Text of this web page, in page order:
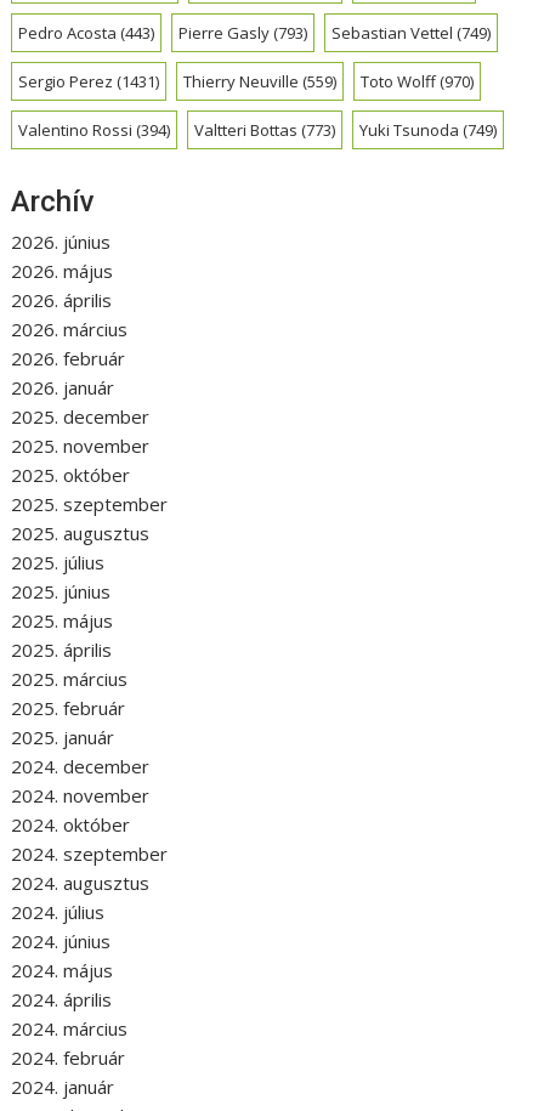
Pedro Acosta (443) Pierre Gasly(793) Sebastian Vettel (749)
Sergio Perez (1431) Thierry Neuville (559) Toto Wolff(970)
Valentino Rossi (394) Valtteri Bottas (773) Yuki Tsunoda (749)
Archív
2026. június
2026. május
2026. április
2026. március
2026. február
2026. január
2025. december
2025. november
2025. október
2025. szeptember
2025. augusztus
2025. július
2025. június
2025. május
2025. április
2025. március
2025. február
2025. január
2024. december
2024. november
2024. október
2024. szeptember
2024. augusztus
2024. július
2024. június
2024. május
2024. április
2024. március
2024. február
2024. január